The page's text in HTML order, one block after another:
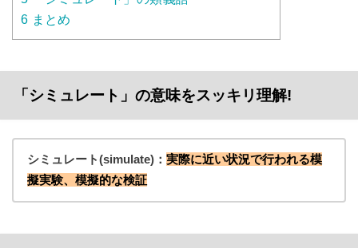
6 まとめ
「シミュレート」の意味をスッキリ理解!
シミュレート(simulate)： 実際に近い状況で行われる模
擬実験、模擬的な検証